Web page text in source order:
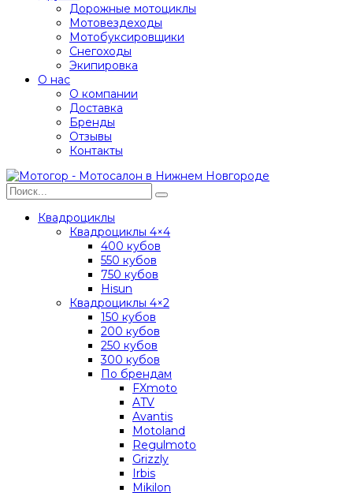
Дорожные мотоциклы
Мотовездеходы
Мотобуксировщики
Снегоходы
Экипировка
О нас
О компании
Доставка
Бренды
Отзывы
Контакты
Квадроциклы
Квадроциклы 4×4
400 кубов
550 кубов
750 кубов
Hisun
Квадроциклы 4×2
150 кубов
200 кубов
250 кубов
300 кубов
По брендам
FXmoto
ATV
Avantis
Motoland
Regulmoto
Grizzly
Irbis
Mikilon